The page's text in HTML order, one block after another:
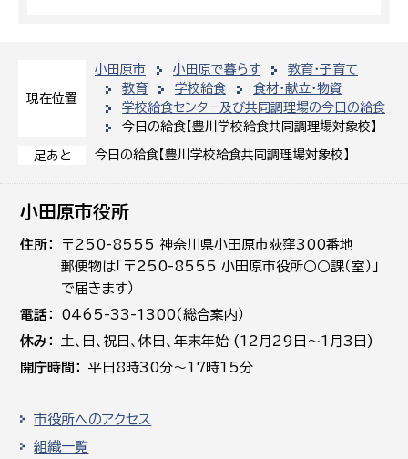
現在位置
小田原市 小田原で暮らす
教育・子育て
教育
学校給食
食材・献立・物資
学校給食センター及び共同調理場の今日の給食
今日の給食【豊川学校給食共同調理場対象校】
足あと 今日の給食【豊川学校給食共同調理場対象校】
小田原市役所
住所
〒250-8555 神奈川県小田原市荻窪300番地
郵便物は「〒250-8555 小田原市役所○○課（室）」
で届きます）
電話
0465-33-1300（総合案内）
休み
土､日､祝日、休日、年末年始 (12月29日～1月3日)
開庁時間
平日8時30分～17時15分
市役所へのアクセス
組織一覧